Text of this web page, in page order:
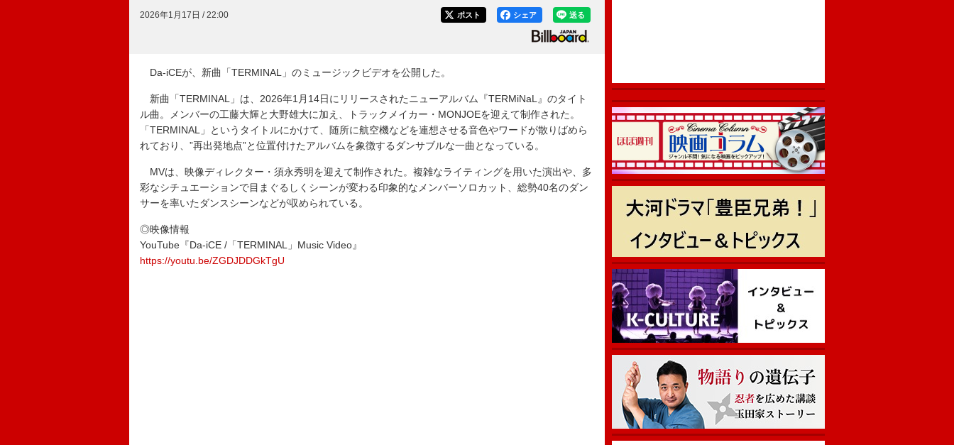
2026年1月17日 / 22:00 送る
シェア
ポスト
Da-iCEが、新曲「TERMINAL」のミュージックビデオを公開した。
新曲「TERMINAL」は、2026年1月14日にリリースされたニューアルバム『TERMiNaL』のタイト
ル曲。メンバーの工藤大輝と大野雄大に加え、トラックメイカー・MONJOEを迎えて制作された。
「TERMINAL」というタイトルにかけて、随所に航空機などを連想させる音色やワードが散りばめら
れており、”再出発地点”と位置付けたアルバムを象徴するダンサブルな一曲となっている。
MVは、映像ディレクター・須永秀明を迎えて制作された。複雑なライティングを用いた演出や、多
彩なシチュエーションで目まぐるしくシーンが変わる印象的なメンバーソロカット、総勢40名のダン
サーを率いたダンスシーンなどが収められている。
◎映像情報
YouTube『Da-iCE /「TERMINAL」Music Video』
https://youtu.be/ZGDJDDGkTgU